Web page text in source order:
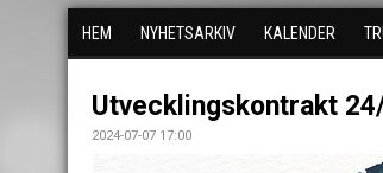
HEM NYHETSARKIV KALENDER
Utvecklingskontrakt
2024-07-07 17:00